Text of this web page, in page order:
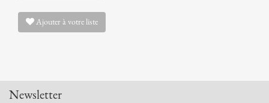
Ajouter à votre liste
Newsletter